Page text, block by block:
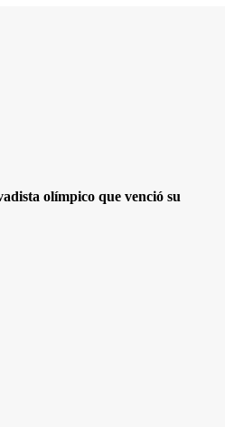
olímpico que venció su